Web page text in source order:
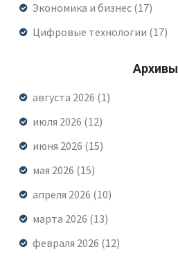
Экономика и бизнес (17)
Цифровые технологии (17)
Архивы
августа 2026 (1)
июля 2026 (12)
июня 2026 (15)
мая 2026 (15)
апреля 2026 (10)
марта 2026 (13)
февраля 2026 (12)